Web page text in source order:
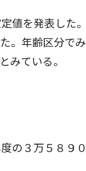
値を発表した。
。年齢区分でみ
みている。
の３万５８９０